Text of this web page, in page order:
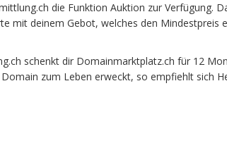
die Funktion Auktion zur Verfügung.
mit deinem Gebot, welches den
schenkt dir Domainmarktplatz.ch für 12
zum Leben erweckt, so empfiehlt sich